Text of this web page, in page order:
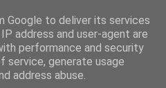
Google to deliver its services
address and user-agent are
performance and security
service, generate usage
address abuse.